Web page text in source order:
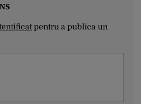
pentru a publica un